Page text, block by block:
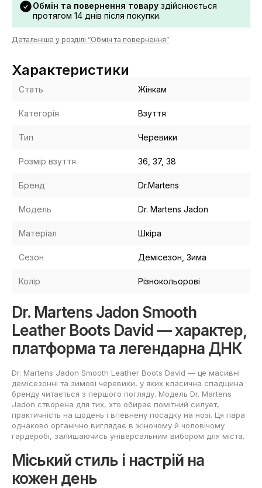
Обмін та повернення товару здійснюється
протягом 14 днів після покупки.
Детальніше у розділі “Обмін та повернення”
Характеристики
Стать Жінкам
Категорія Взуття
Тип Черевики
Розмір взуття 36, 37, 38
Бренд Dr.Martens
Модель Dr. Martens Jadon
Матеріал Шкіра
Сезон Демісезон, Зима
Колір Різнокольорові
Dr. Martens Jadon Smooth
Leather Boots David — характер,
платформа та легендарна ДНК
Dr. Martens Jadon Smooth Leather Boots David — це масивні
демісезонні та зимові черевики, у яких класична спадщина
бренду читається з першого погляду. Модель Dr. Martens
Jadon створена для тих, хто обирає помітний силует,
практичність на щодень і впевнену посадку на нозі. Ця пара
однаково органічно виглядає в жіночому й чоловічому
гардеробі, залишаючись універсальним вибором для міста.
Міський стиль і настрій на
кожен день